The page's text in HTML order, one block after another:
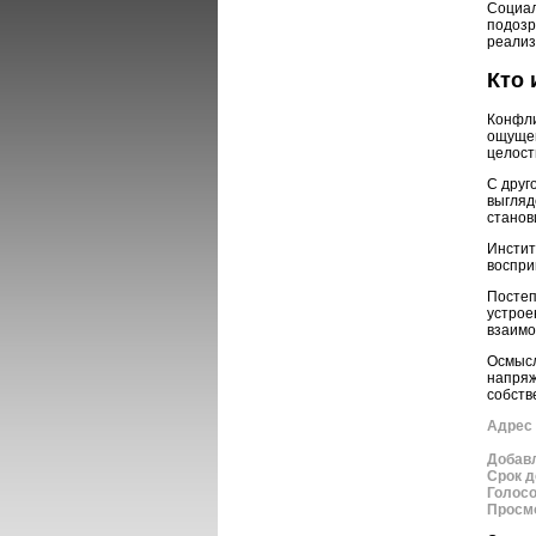
Кто
С
Адрес
Срок